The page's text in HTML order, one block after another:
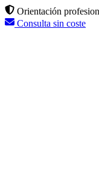
Orientación
Consulta sin coste